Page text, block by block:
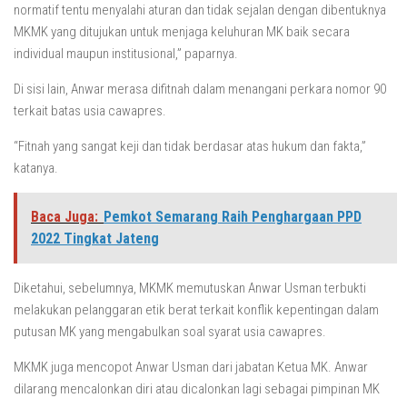
normatif tentu menyalahi aturan dan tidak sejalan dengan dibentuknya
MKMK yang ditujukan untuk menjaga keluhuran MK baik secara
individual maupun institusional,” paparnya.
Di sisi lain, Anwar merasa difitnah dalam menangani perkara nomor 90
terkait batas usia cawapres.
“Fitnah yang sangat keji dan tidak berdasar atas hukum dan fakta,”
katanya.
Baca Juga: Pemkot Semarang Raih Penghargaan PPD
2022 Tingkat Jateng
Diketahui, sebelumnya, MKMK memutuskan Anwar Usman terbukti
melakukan pelanggaran etik berat terkait konflik kepentingan dalam
putusan MK yang mengabulkan soal syarat usia cawapres.
MKMK juga mencopot Anwar Usman dari jabatan Ketua MK. Anwar
dilarang mencalonkan diri atau dicalonkan lagi sebagai pimpinan MK